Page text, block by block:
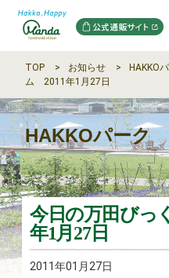
TOP お知らせ HAKKO
ム 2011年1月27日
HAKKOパーク
今日の万田びっ
年1月27日
2011年01月27日